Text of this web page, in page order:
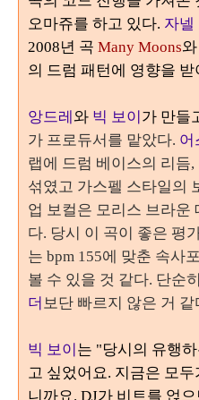
오마쥬를 하고 있다. 자넬
2008년 곡 Many Moons
의 드럼 패턴에 영향을 받
앙드레 와 빅 보이 가 만들
가 프로듀서를 맡았다. 어
랩에 드럼 베이스의 리듬,
섞였고 가스펠 스타일의
업 보컬은 모리스 브라운
다. 당시 이 곡이 좋은 평
는 bpm 155에 맞춘 속사
볼 수 있을 것 같다. 단순
더 보단 빠르지 않은 거 같
빅 보이 는 "당시의 유행
고 싶었어요. 지금은 모두
니까요. DJ가 비트를 얹으